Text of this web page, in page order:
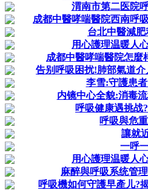
渭南市第二医院
成都中醫哮喘醫院西南呼
台北中醫減
用心護理温暖人
成都中醫哮喘醫院怎麼
告别呼吸困扰!肺部氣道
李雪:守護患
内镜中心全貌:消毒
呼吸健康遇挑战
呼吸與危
讓就
一呼
用心護理温暖人
麻醉與呼吸系统管
呼吸機如何守護早產儿?